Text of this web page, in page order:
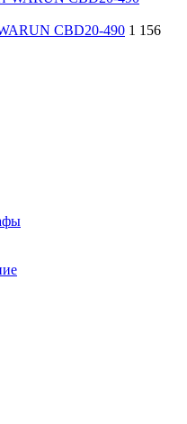
CBD20-490 1 156